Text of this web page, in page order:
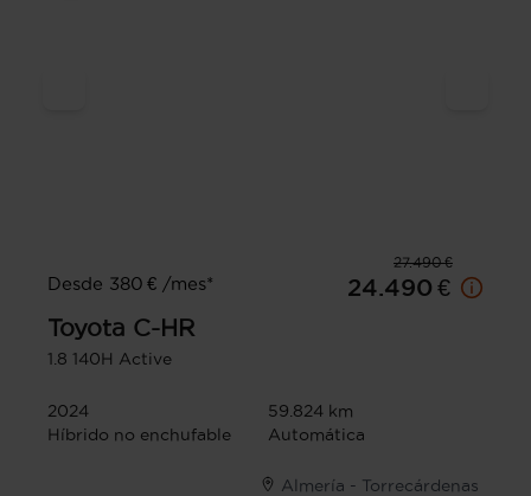
27.490 €
Desde 380 € /mes*
24.490 €
Toyota C-HR
1.8 140H Active
2024
59.824 km
Híbrido no enchufable
Automática
Almería - Torrecárdenas